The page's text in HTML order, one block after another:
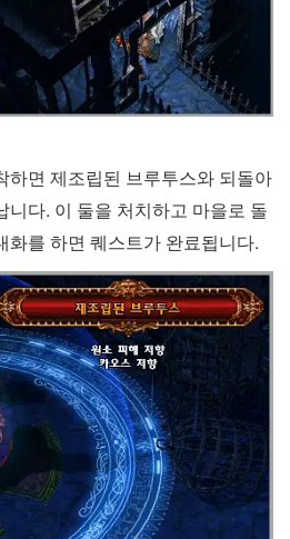
하면 제조립된 브루투스와 되돌아
니다. 이 둘을 처치하고 마을로 돌
화를 하면 퀘스트가 완료됩니다.